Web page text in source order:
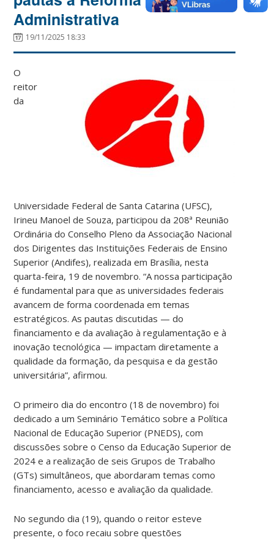
Administrativa
19/11/2025 18:33
O
reitor
da
Universidade Federal de Santa Catarina (UFSC),
Irineu Manoel de Souza, participou da 208ª Reunião
Ordinária do Conselho Pleno da Associação Nacional
dos Dirigentes das Instituições Federais de Ensino
Superior (Andifes), realizada em Brasília, nesta
quarta-feira, 19 de novembro. “A nossa participação
é fundamental para que as universidades federais
avancem de forma coordenada em temas
estratégicos. As pautas discutidas — do
financiamento e da avaliação à regulamentação e à
inovação tecnológica — impactam diretamente a
qualidade da formação, da pesquisa e da gestão
universitária”, afirmou.
O primeiro dia do encontro (18 de novembro) foi
dedicado a um Seminário Temático sobre a Política
Nacional de Educação Superior (PNEDS), com
discussões sobre o Censo da Educação Superior de
2024 e a realização de seis Grupos de Trabalho
(GTs) simultâneos, que abordaram temas como
financiamento, acesso e avaliação da qualidade.
No segundo dia (19), quando o reitor esteve
presente, o foco recaiu sobre questões